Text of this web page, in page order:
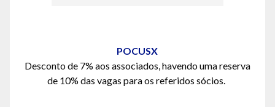
POCUSX
Desconto de 7% aos associados, havendo uma reserva
de 10% das vagas para os referidossócios.